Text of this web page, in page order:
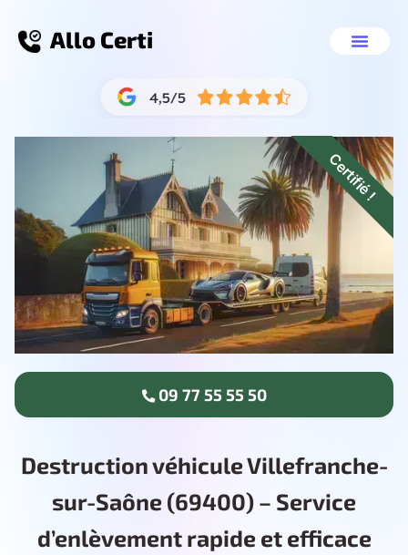
Allo Certi
Destruction véhicule Villefranche-
sur-Saône (69400) – Service
d’enlèvement rapide et efficace
Certifié !
09 77 55 55 50